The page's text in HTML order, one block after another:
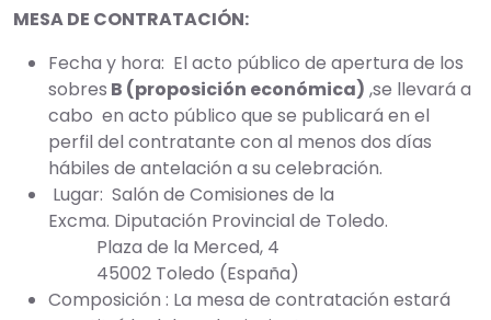
MESA DE CONTRATACIÓN:
Fecha y hora: El acto público de apertura de los
sobres B (proposición económica) ,se llevará a
cabo en acto público que se publicará en el
perfil del contratante con al menos dos días
hábiles de antelación a su celebración.
Lugar: Salón de Comisiones de la
Excma. Diputación Provincial de Toledo.
Plaza de la Merced, 4
45002 Toledo (España)
Composición : La mesa de contratación estará